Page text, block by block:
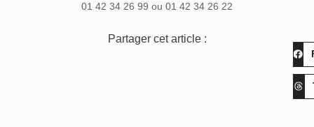
01 42 34 26 99 ou 01 42 34 26 22
Partager cet article :